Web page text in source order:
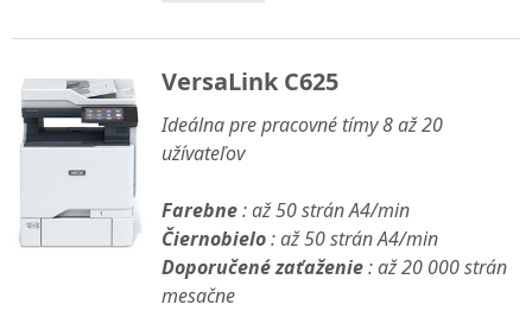
VersaLink C625
Ideálna pre pracovné tímy 8 až 20
užívateľov
Farebne: až 50 strán A4/min
Čiernobielo: až 50 strán A4/min
Doporučené zaťaženie: až 20 000 strán
mesačne